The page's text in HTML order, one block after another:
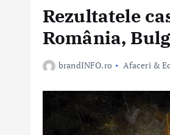
Rezultatele
România,
brandINFO.ro Afaceri &